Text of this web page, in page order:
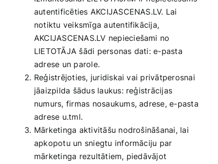
autentificēties AKCIJASCENAS.LV. Lai
notiktu veiksmīga autentifikācija,
AKCIJASCENAS.LV nepieciešami no
LIETOTĀJA šādi personas dati: e-pasta
adrese un parole.
Reģistrējoties, juridiskai vai privātperosnai
jāaizpilda šādus laukus: reģistrācijas
numurs, firmas nosaukums, adrese, e-pasta
adrese u.tml.
Mārketinga aktivitāšu nodrošināšanai, lai
apkopotu un sniegtu informāciju par
mārketinga rezultātiem, piedāvājot